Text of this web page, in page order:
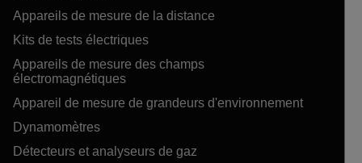
Appareils de mesure de la distance
Kits de tests électriques
Appareils de mesure des champs
électromagnétiques
Appareil de mesure de grandeurs d'environnement
Dynamomètres
Détecteurs et analyseurs de gaz